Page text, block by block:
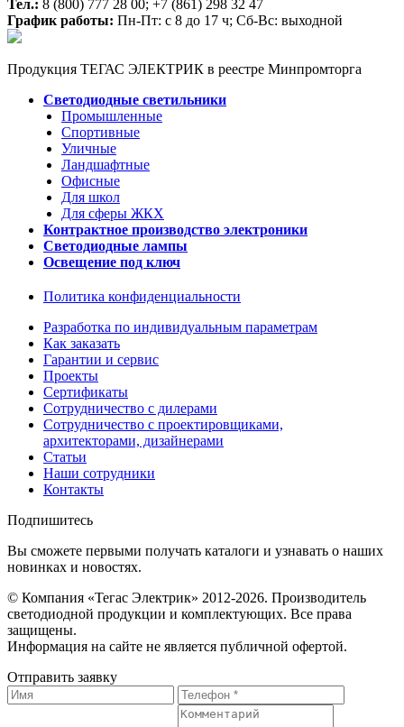
Тел.: 8 (800) 777 28 00; +7 (861) 298 32 47
График работы: Пн-Пт: с 8 до 17 ч; Сб-Вс: выходной
Продукция ТЕГАС ЭЛЕКТРИК в реестре Минпромторга
Светодиодные светильники
Промышленные
Спортивные
Уличные
Ландшафтные
Офисные
Для школ
Для сферы ЖКХ
Контрактное производство электроники
Светодиодные лампы
Освещение под ключ
Политика конфиденциальности
Разработка по индивидуальным параметрам
Как заказать
Гарантии и сервис
Проекты
Сертификаты
Сотрудничество с дилерами
Сотрудничество с проектировщиками,
архитекторами, дизайнерами
Статьи
Наши сотрудники
Контакты
Подпишитесь
Вы сможете первыми получать каталоги и узнавать о наших
новинках и новостях.
© Компания «Тегас Электрик» 2012-2026. Производитель
светодиодной продукции и комплектующих. Все права
защищены.
Информация на сайте не является публичной офертой.
Отправить заявку